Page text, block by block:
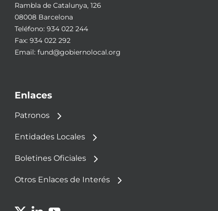
Rambla de Catalunya, 126
08008 Barcelona
Teléfono: 934 022 244
Fax: 934 022 292
Email: fund@gobiernolocal.org
Enlaces
Patronos
Entidades Locales
Boletines Oficiales
Otros Enlaces de Interés